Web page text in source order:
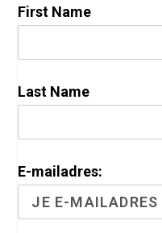
First Name
Last Name
E-mailadres: